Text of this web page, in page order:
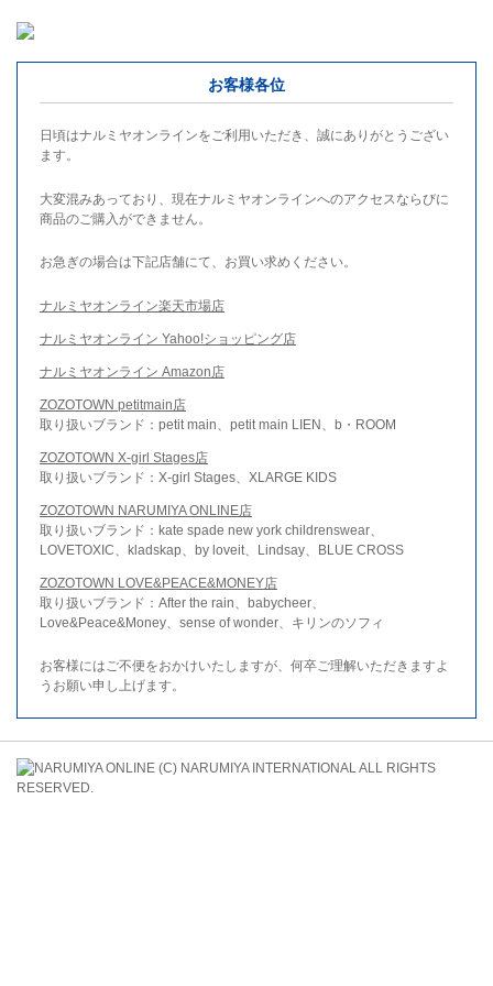
お客様各位
日頃はナルミヤオンラインをご利用いただき、誠にありがとうござい
ます。
大変混みあっており、現在ナルミヤオンラインへのアクセスならびに
商品のご購入ができません。
お急ぎの場合は下記店舗にて、お買い求めください。
ナルミヤオンライン楽天市場店
ナルミヤオンライン Yahoo!ショッピング店
ナルミヤオンライン Amazon店
ZOZOTOWN petitmain店
取り扱いブランド：petit main、petit main LIEN、b・ROOM
ZOZOTOWN X-girl Stages店
取り扱いブランド：X-girl Stages、XLARGE KIDS
ZOZOTOWN NARUMIYA ONLINE店
取り扱いブランド：kate spade new york childrenswear、
LOVETOXIC、kladskap、by loveit、Lindsay、BLUE CROSS
ZOZOTOWN LOVE&PEACE&MONEY店
取り扱いブランド：After the rain、babycheer、
Love&Peace&Money、sense of wonder、キリンのソフィ
お客様にはご不便をおかけいたしますが、何卒ご理解いただきますよ
うお願い申し上げます。